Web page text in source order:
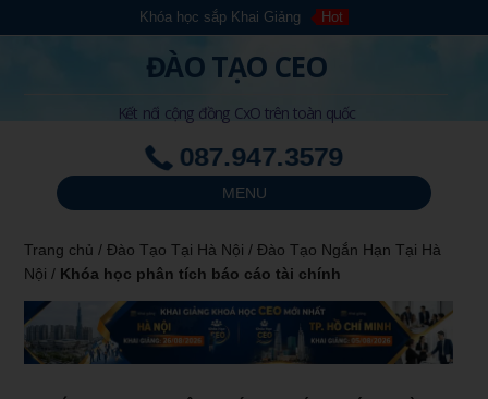
Khóa học sắp Khai Giảng Hot
ĐÀO TẠO CEO
Kết nối cộng đồng CxO trên toàn quốc
087.947.3579
MENU
Trang chủ /Đào Tạo Tại Hà Nội /Đào Tạo Ngắn Hạn Tại Hà
Nội / Khóa học phân tích báo cáo tài chính